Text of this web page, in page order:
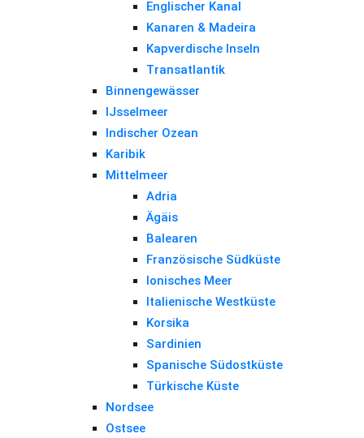
Englischer Kanal
Kanaren & Madeira
Kapverdische Inseln
Transatlantik
Binnengewässer
IJsselmeer
Indischer Ozean
Karibik
Mittelmeer
Adria
Ägäis
Balearen
Französische Südküste
Ionisches Meer
Italienische Westküste
Korsika
Sardinien
Spanische Südostküste
Türkische Küste
Nordsee
Ostsee